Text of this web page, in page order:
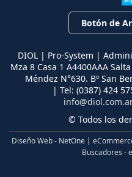
Botón de
DIOL | Pro-System |
Mza 8 Casa 1 A4400AAA
Méndez N°630. Bº San
| Tel: (0387) 424
© Todos los
Diseño Web - NetOne |
Buscadores -